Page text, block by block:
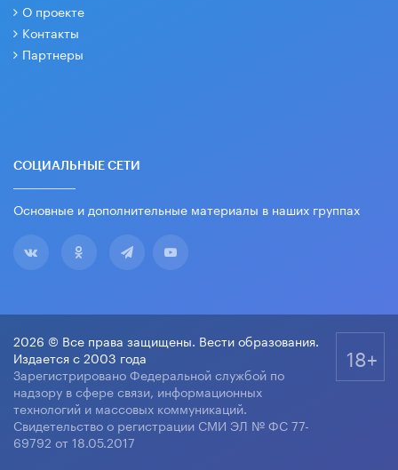
О проекте
Контакты
Партнеры
СОЦИАЛЬНЫЕ СЕТИ
Основные и дополнительные материалы в наших группах
2026 © Все права защищены. Вести образования.
Издается с 2003 года
Зарегистрировано Федеральной службой по
надзору в сфере связи, информационных
технологий и массовых коммуникаций.
Свидетельство о регистрации СМИ ЭЛ № ФС 77-
69792 от 18.05.2017
18+